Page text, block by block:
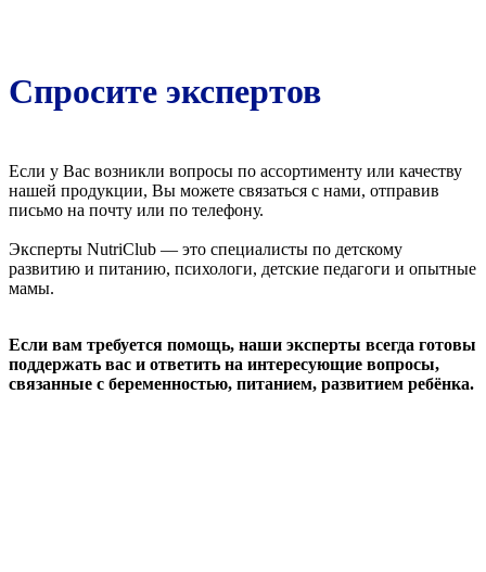
Спросите экспертов
Если у Вас возникли вопросы по ассортименту или качеству
нашей продукции, Вы можете связаться с нами, отправив
письмо на почту или по телефону.
Эксперты NutriClub — это специалисты по детскому
развитию и питанию, психологи, детские педагоги и опытные
мамы.
Если вам требуется помощь, наши эксперты всегда готовы
поддержать вас и ответить на интересующие вопросы,
связанные с беременностью, питанием, развитием ребёнка.